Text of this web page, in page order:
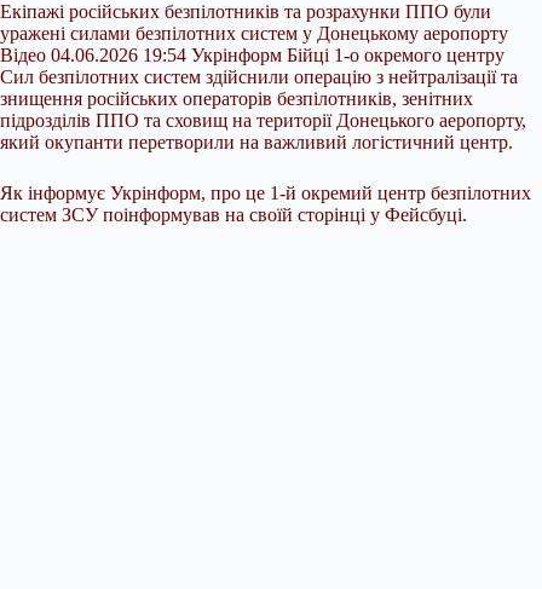
Екіпажі російських безпілотників та розрахунки ППО були
уражені силами безпілотних систем у Донецькому аеропорту
Відео 04.06.2026 19:54 Укрінформ Бійці 1-о окремого центру
Сил безпілотних систем здійснили операцію з нейтралізації та
знищення російських операторів безпілотників, зенітних
підрозділів ППО та сховищ на території Донецького аеропорту,
який окупанти перетворили на важливий логістичний центр.
Як інформує Укрінформ, про це 1-й окремий центр безпілотних
систем ЗСУ поінформував на своїй сторінці у Фейсбуці.